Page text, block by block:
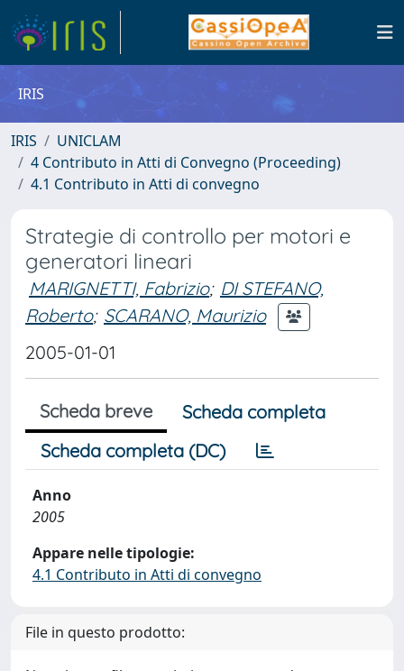
IRIS
IRIS
UNICLAM
4 Contributo in Atti di Convegno (Proceeding)
4.1 Contributo in Atti di convegno
Strategie di controllo per motori e
generatori lineari
MARIGNETTI, Fabrizio; DI STEFANO,
Roberto; SCARANO, Maurizio
2005-01-01
Scheda breve
Scheda completa
Scheda completa (DC)
Anno
2005
Appare nelle tipologie:
4.1 Contributo in Atti di convegno
File in questo prodotto: